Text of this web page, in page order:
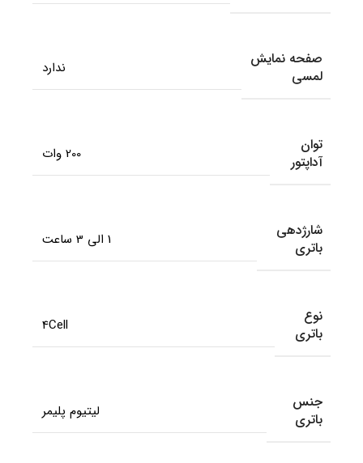
صفحه نمایش
لمسی
ندارد
توان
آداپتور
200 وات
شارژدهی
باتری
1 الی 3 ساعت
نوع
باتری
4Cell
جنس
باتری
لیتیوم پلیمر